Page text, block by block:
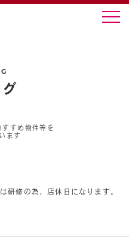
すすめ物件等を
ます
研修の為、店休日になります。